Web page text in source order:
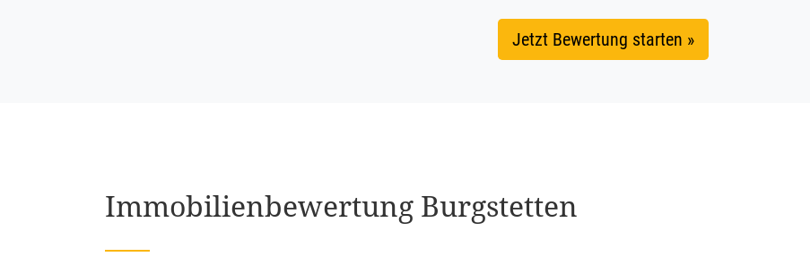
Jetzt Bewertung starten »
Immobi­li­en­be­wer­tung Burgstetten